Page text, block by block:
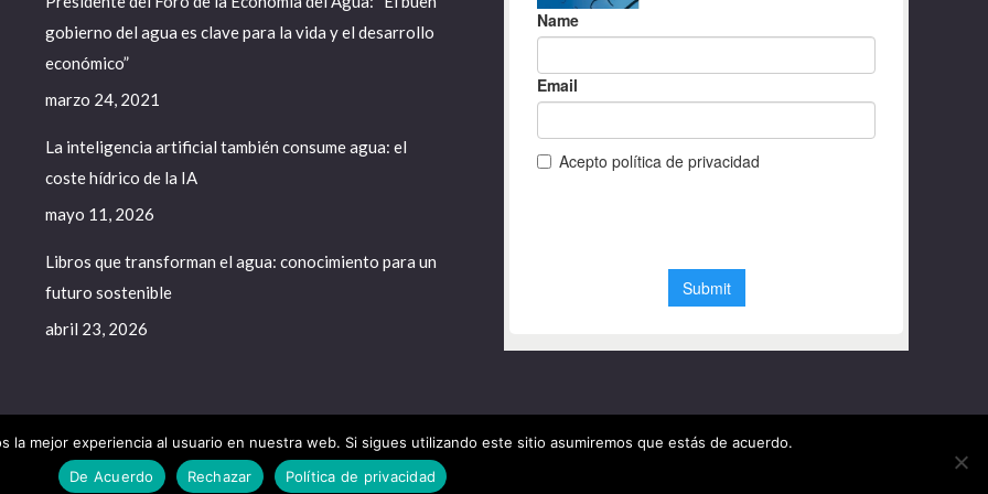
gobierno del agua es clave para la vida y el desarrollo
económico”
marzo 24, 2021
La inteligencia artificial también consume agua: el
coste hídrico de la IA
mayo 11, 2026
Libros que transforman el agua: conocimiento para un
futuro sostenible
abril 23, 2026
del Agua - 2020. All rights reserved.
la mejor experiencia al usuario en nuestra web. Si sigues utilizando este sitio asumiremos que estás de acuerdo.
De Acuerdo
Rechazar Política de privacidad